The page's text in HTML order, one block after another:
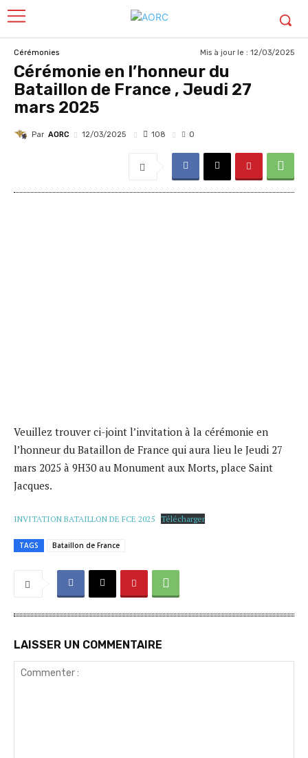
Cérémonies Mis à jour le : 12/03/2025
Cérémonie en l’honneur du
Bataillon de France , Jeudi 27
mars 2025
Par AORC 12/03/2025 108 0
Veuillez trouver ci-joint l’invitation à la cérémonie en
l’honneur du Bataillon de France qui aura lieu le Jeudi 27
mars 2025 à 9H30 au Monument aux Morts, place Saint
Jacques.
INVITATION BATAILLON DE FCE 2025 Télécharger
TAGS Bataillon de France
LAISSER UN COMMENTAIRE